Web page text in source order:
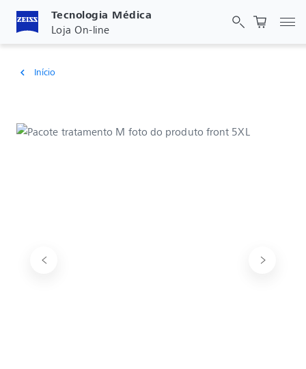
Tecnologia Médica
Loja On-line
chevron_left Início